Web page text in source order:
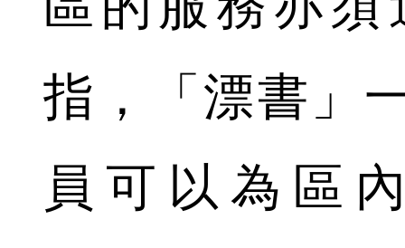
指，「漂書」
員可以為區